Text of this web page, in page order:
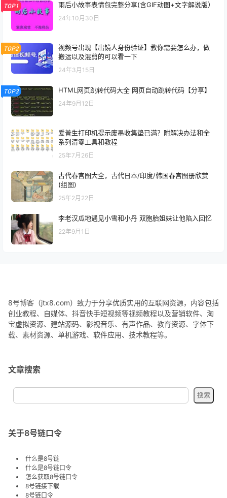
TOP1 雨后小故事表情包完整分享(含GIF动图+文字解说版）
24年10月30日
TOP2
视频号出现【出镜人身份验证】教你需要怎么办，做
搬运以及混剪的可以看一下
24年3月15日
TOP3 HTML网页跳转代码大全 网页自动跳转代码【分享】
24年9月12日
爱普生打印机提示废墨收集垫已满？附解决办法和全
系列清零工具和教程
25年7月26日
古代春宫图大全，古代日本/印度/韩国春宫图册欣赏
(组图)
25年2月22日
李老汉瓜地遇见小雪和小丹 双胞胎姐妹让他陷入回忆
22年9月1日
8号博客（jtx8.com）致力于分享优质实用的互联网资源，内容包括
创业教程、自媒体、抖音快手短视频等视频教程以及营销软件、淘
宝虚拟资源、建站源码、影视音乐、有声作品、教育资源、字体下
载、素材资源、单机游戏、软件应用、技术教程等。
文章搜索
关于8号链口令
什么是8号链
什么是8号链口令
怎么获取8号链口令
8号链接下载
8号链口令